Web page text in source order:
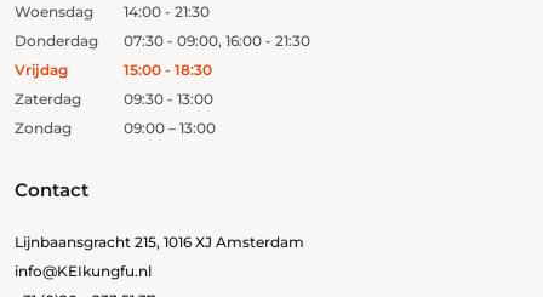
Contact
Lijnbaansgracht 215, 1016 XJ Amsterdam
info@KEIkungfu.nl
Woensdag
14:00 - 21:30
Donderdag
07:30 - 09:00, 16:00 - 21:30
Vrijdag
15:00 - 18:30
Zaterdag
09:30 - 13:00
Zondag
09:00 – 13:00